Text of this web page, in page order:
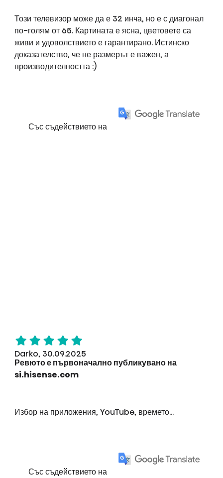
Този телевизор може да е 32 инча, но е с диагонал
по-голям от 65. Картината е ясна, цветовете са
живи и удоволствието е гарантирано. Истинско
доказателство, че не размерът е важен, а
производителността :)
Със съдействието на
Darko, 30.09.2025
Ревюто е първоначално публикувано на
si.hisense.com
Избор на приложения, YouTube, времето...
Със съдействието на